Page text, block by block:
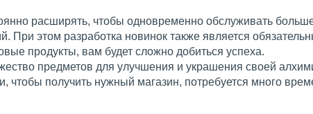
расширять, чтобы одновременно обслуживать
При этом разработка новинок также является
продукты, вам будет сложно добиться успеха.
предметов для улучшения и украшения своей
чтобы получить нужный магазин, потребуется много